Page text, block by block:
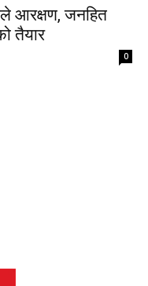
आरक्षण, जनहित
तैयार
0